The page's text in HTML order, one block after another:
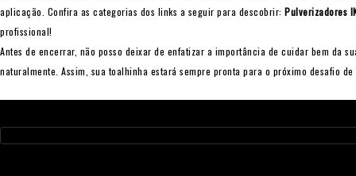
aplicação. Confira as categorias dos links a seguir para descobrir: Pulverizadores
profissional!
Antes de encerrar, não posso deixar de enfatizar a importância de cuidar bem da
naturalmente. Assim, sua toalhinha estará sempre pronta para o próximo desafio